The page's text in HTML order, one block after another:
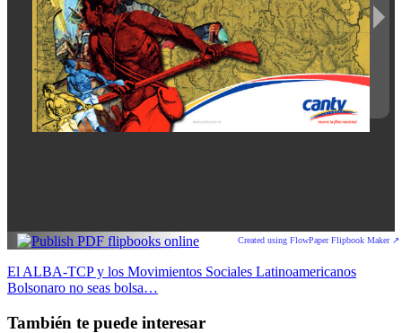
Created using FlowPaper Flipbook Maker ↗
Navegación
de
entradas
El ALBA-TCP y los Movimientos Sociales Latinoamericanos
Bolsonaro no seas bolsa…
También te puede interesar